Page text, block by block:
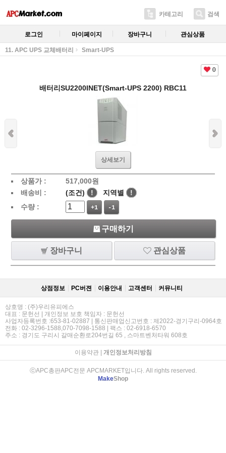
카테고리 검색
로그인 마이페이지 장바구니 관심상품
11. APC UPS 교체배터리 Smart-UPS
0
배터리SU2200INET(Smart-UPS 2200) RBC11
상세보기
상품가 : 517,000원
배송비 :
(조건) ! 지역별
!
수량 :
+1 -1
구매하기
장바구니 관심상품
상점정보 PC버젼 이용안내 고객센터 커뮤니티
상호명 : (주)우리유피에스
대표 : 문헌선 | 개인정보 보호 책임자 : 문헌선
사업자등록번호 :653-81-02887 | 통신판매업신고번호 : 제2022-경기구리-0964호
전화 : 02-3296-1588,070-7098-1588 | 팩스 : 02-6918-6570
주소 : 경기도 구리시 갈매순환로204번길 65 , 스마트벤처타워 608호
이용약관| 개인정보처리방침
ⓒAPC총판APC전문 APCMARKET입니다. All rights reserved.
MakeShop